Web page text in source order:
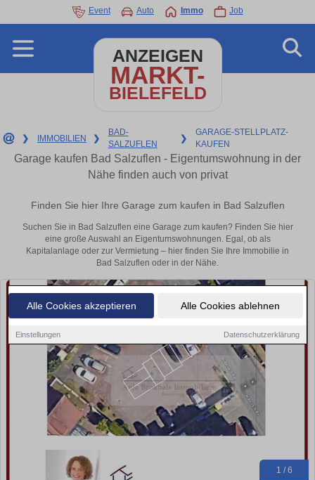
Alle Cookies akzeptieren Alle Cookies ablehnen
Einstellungen Datenschutzerklärung
Event Auto Immo Job
ANZEIGEN
MARKT-
BIELEFELD
❯ IMMOBILIEN ❯
BAD-
SALZUFLEN
❯
GARAGE-STELLPLATZ-
KAUFEN
Garage kaufen Bad Salzuflen - Eigentumswohnung in der
Nähe finden auch von privat
Finden Sie hier Ihre Garage zum kaufen in Bad Salzuflen
Suchen Sie in Bad Salzuflen eine Garage zum kaufen? Finden Sie hier
eine große Auswahl an Eigentumswohnungen. Egal, ob als
Kapitalanlage oder zur Vermietung – hier finden Sie Ihre Immobilie in
Bad Salzuflen oder in der Nähe.
1 / 6